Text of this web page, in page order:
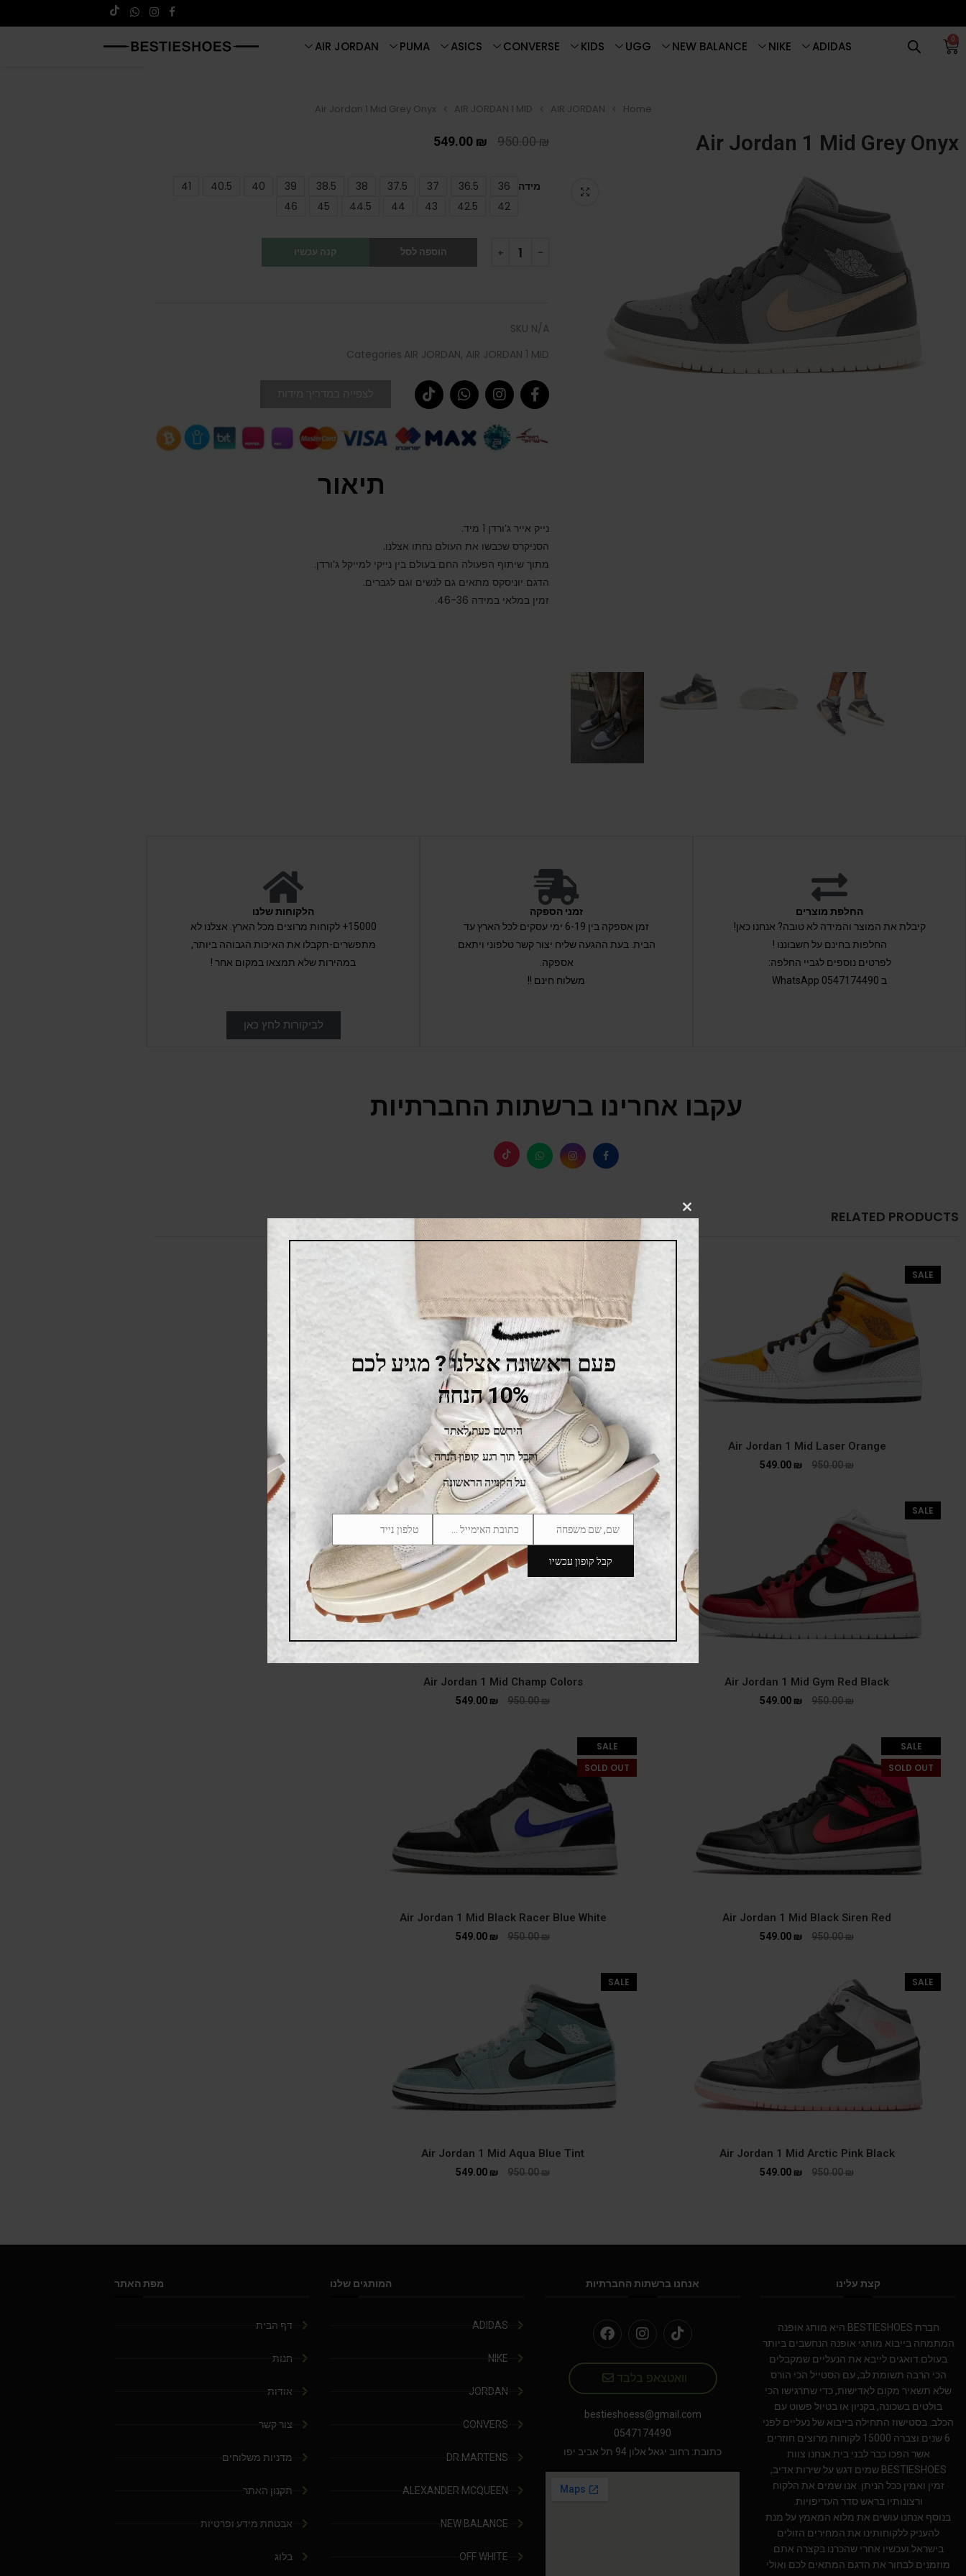
0
ADIDAS
NIKE
NEW BALANCE
UGG
KIDS
CONVERSE
ASICS
PUMA
AIR JORDAN
Home
AIR JORDAN
AIR JORDAN 1 MID
Air Jordan 1 Mid Grey Onyx
Air Jordan 1 Mid Grey Onyx
950.00₪
549.00 ₪
מידה 36
36.5
37
37.5
38
38.5
39
40
40.5
41
42
42.5
43
44
44.5
45
46
הוספה לסל קנה עכשיו
SKU N/A
Categories AIR JORDAN, AIR JORDAN 1 MID
תיאור
נייק אייר ג’ורדן 1 מיד.
הסניקרס שכבשו את העולם נחתו אצלנו.
מתוך שיתוף הפעולה החם בעולם בין נייקי למייקל ג’ורדן.
הדגם יוניסקס מתאים גם לנשים וגם לגברים.
זמין במלאי במידה 46-36.
החלפת מוצרים
קיבלת את המוצר והמידה לא טובה? אנחנו כאן!
החלפות בחינם על חשבוננו !
לפרטים נוספים לגביי החלפה:
ב 0547174490 WhatsApp
זמני הספקה
זמן אספקה בין 6-19 ימי עסקים לכל הארץ עד
הבית. בעת ההגעה שליח יצור קשר טלפוני ויתאם
אספקה.
משלוח חינם !!
הלקוחות שלנו
15000+ לקוחות מרוצים מכל הארץ. אצלנו לא
מתפשרים-תקבלו את האיכות הגבוהה ביותר,
במהירות שלא תמצאו במקום אחר !
לביקורות לחץ כאן
עקבו אחרינו ברשתות החברתיות
RELATED PRODUCTS
SALE
Air Jordan 1 Mid Laser Orange
950.00₪
549.00 ₪
SALE
Air Jordan 1 Mid Incredible Hulk
950.00₪
549.00
SALE
Air Jordan 1 Mid Gym Red Black
950.00₪
549.00 ₪
SALE
Air Jordan 1 Mid Champ Colors
950.00₪
549.00 ₪
SALE
SOLD OUT
Air Jordan 1 Mid Black Siren Red
950.00₪
549.00 ₪
SALE
SOLD OUT
Air Jordan 1 Mid Black Racer Blue White
950.00₪
549.00 ₪
SALE
Air Jordan 1 Mid Arctic Pink Black
950.00₪
549.00 ₪
SALE
Air Jordan 1 Mid Aqua Blue Tint
950.00₪
549.00 ₪
קצת עלינו
חברת BESTIESHOES היא מותג אופנה
המתמחה בייבוא מותגי אופנה הנחשבים ביותר
בעולם.דואגים לייבא את הנעליים שמקבלים
הכי הרבה תשומת לב, עם הסטייל הכי הורס
שלא תשאיר מקום לאדישות, כדי שתרגישו הכי
בולטים בשכונה, בקניון או בטיול פשוט עם
הכלב. בסטישוז התחילה בייבוא של נעליים לפני
6 שנים וצברה 15000 לקוחות מרוצים חוזרים
אשר הפכו כבר לבני בית.אנחנו צוות
BESTIESHOES שמים דגש על שירות אדיב,
זמין ואמין ככל הניתן. אנו שמים את הלקוח
ורצונותיו בראש סדר העדיפויות.
בנוסף אנחנו עושים את מלוא המאמץ על מנת
להעניק ללקוחותינו את המחירים הזולים
בישראל.ועכשיו אחרי שהכרנו בקצרה אתם
מוזמנים לבחור את הדגם המתאים לכם ואולי
אנחנו ברשתות החברתיות
וואטצאפ בלבד
bestieshoess@gmail.com
0547174490
כתובת: רחוב יגאל אלון 94 תל אביב יפו
המותגים שלנו
ADIDAS
NIKE
JORDAN
CONVERS
DR.MARTENS
ALEXANDER MCQUEEN
NEW BALANCE
OFF WHITE
מפת האתר
דף הבית
חנות
אודות
צור קשר
מדניות משלוחים
תקנון האתר
אבטחת מידע ופרטיות
בלוג
CLOSE
MODULE
פעם ראשונה אצלנו ? מגיע לכם
10% הנחה
הירשם כעת לאתר
וקבל תוך רגע קופון הנחה
על הקנייה הראשונה
Name
שם, שם משפחה Email
Phone
Number
טלפון נייד
קבל קופון עכשיו